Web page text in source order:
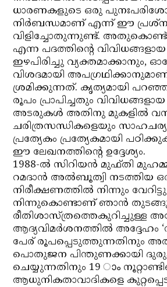
ധാരണകളുടെ ഒരു
നിര്‍ബന്ധമാണ് എന്ന് ഈ
വിളിച്ചോതുന്നുണ്ട്. അതുകൊണ്ട്,
എന്ന പദത്തിന്റെ
ഇഴപിരിച്ചു വ്യക്തമാക്കാനും,
വിശദമായി
ശ്രമിക്കുന്നത്. കൃത്യമായി
രൂപം പ്രാപിച്ചതും
അടരുകള്‍ അതിനു മുകളില്‍
ചരിത്രസന്ധികളെയും
പ്രത്യേകം പ്രത്യേകമായി
ഈ ലേഖനത്തിന്റെ ഉദ്ദേശ്യം.
1988-ല്‍ സിറിയന്‍ മുഫ്തി
റമദാന്‍ അല്‍ബൂത്വി നടത്തിയ
നിരീക്ഷണത്തില്‍ നിന്നും വേറിട്ടു
നിന്നുകൊണ്ടാണ് ഞാന്‍
രീതിശാസ്ത്രത്തെകുറിച്ചുള്ള
ആദ്യവിമര്‍ശനത്തില്‍ അദ്ദേഹം
പേര് രൂപപ്പെടുത്തുന്നതിനും
പൊതുജന പിന്തുണക്കായി
ചെയ്യുന്നതിനും 19 ാം
ആധുനികതാവാദികളെ